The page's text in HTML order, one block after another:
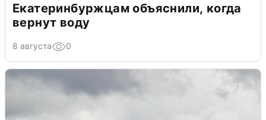
Екатеринбуржцам объяснили, когда
вернут воду
8 августа 0